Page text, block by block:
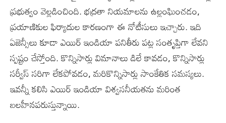
ప్రభుత్వం వెల్లడించింది. భద్రతా నియమాలను ఉల్లంఘించడం,
ప్రయాణికుల ఫిర్యాదుల కారణంగా ఈ నోటీసులు ఇచ్చారు. ఇది
ఏజెన్సీలు కూడా ఎయిర్ ఇండియా పనితీరు పట్ల సంతృప్తిగా లేవని
స్పష్టం చేస్తోంది. కొన్నిసార్లు విమానాలు డిలే కావడం, కొన్నిసార్లు
సర్వీస్ సరిగా లేకపోవడం, మరికొన్నిసార్లు సాంకేతిక సమస్యలు.
ఇవన్నీ కలిసి ఎయిర్ ఇండియా విశ్వసనీయతను మరింత
బలహీనపరుస్తున్నాయి.